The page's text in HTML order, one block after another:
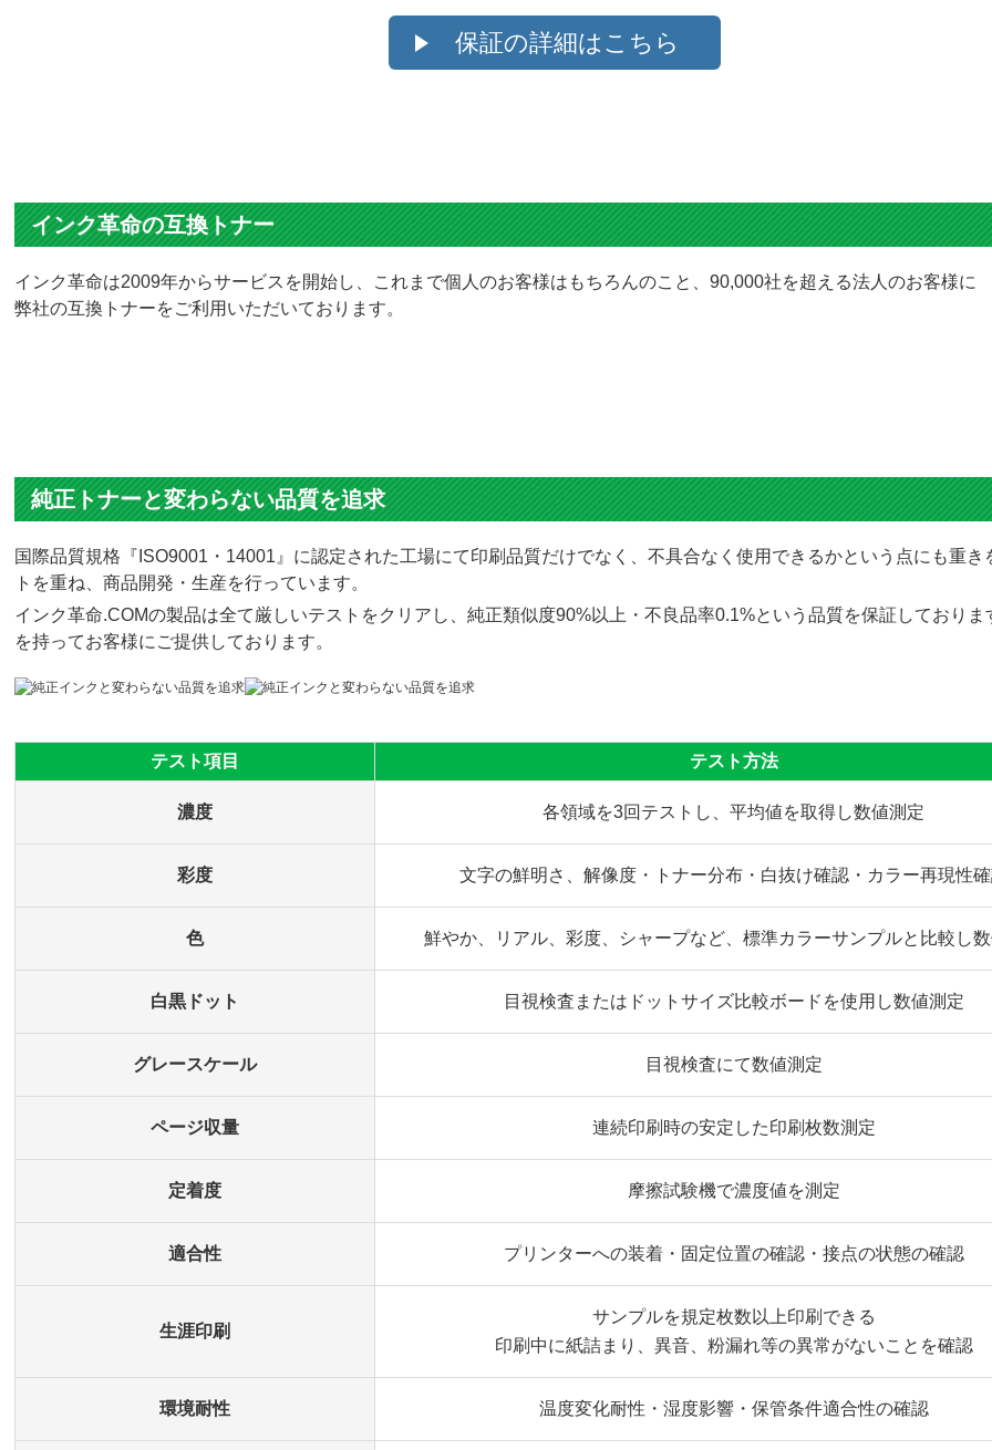
保証の詳細はこちら
インク革命の互換トナー
インク革命は2009年からサービスを開始し、これまで個人のお客様はもちろんのこと、90,000社を超える法人のお客様に
弊社の互換トナーをご利用いただいております。
純正トナーと変わらない品質を追求
国際品質規格『ISO9001・14001』に認定された工場にて印刷品質だけでなく、不具合なく使用できるかという点にも重き
トを重ね、商品開発・生産を行っています。
インク革命.COMの製品は全て厳しいテストをクリアし、純正類似度90%以上・不良品率0.1%という品質を保証しておりま
を持ってお客様にご提供しております。
テスト項目 テスト方法
濃度 各領域を3回テストし、平均値を取得し数値測定
彩度 文字の鮮明さ、解像度・トナー分布・白抜け確認・カラー再現性
色 鮮やか、リアル、彩度、シャープなど、標準カラーサンプルと比較し
白黒ドット 目視検査またはドットサイズ比較ボードを使用し数値測定
グレースケール 目視検査にて数値測定
ページ収量 連続印刷時の安定した印刷枚数測定
定着度 摩擦試験機で濃度値を測定
適合性 プリンターへの装着・固定位置の確認・接点の状態の確認
生涯印刷
サンプルを規定枚数以上印刷できる
印刷中に紙詰まり、異音、粉漏れ等の異常がないことを確認
環境耐性 温度変化耐性・湿度影響・保管条件適合性の確認